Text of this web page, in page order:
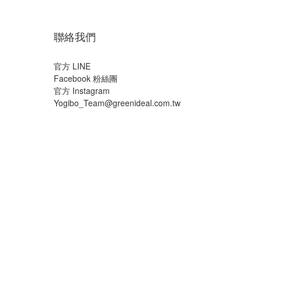
聯絡我們
官方 LINE
Facebook 粉絲團
官方 Instagram
Yogibo_Team@greenideal.com.tw